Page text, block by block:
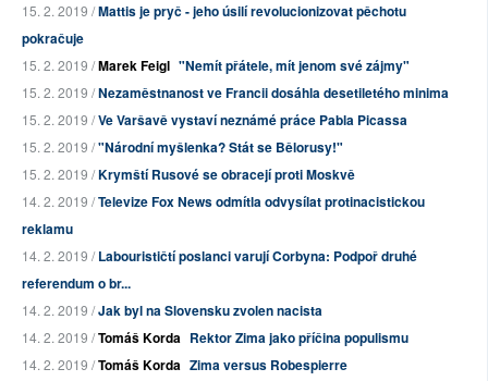
15. 2. 2019 /Mattis je pryč - jeho úsilí revolucionizovat pěchotu
pokračuje
15. 2. 2019 /Marek Feigl "Nemít přátele, mít jenom své zájmy"
15. 2. 2019 /Nezaměstnanost ve Francii dosáhla desetiletého minima
15. 2. 2019 /Ve Varšavě vystaví neznámé práce Pabla Picassa
15. 2. 2019 /"Národní myšlenka? Stát se Bělorusy!"
15. 2. 2019 /Krymští Rusové se obracejí proti Moskvě
14. 2. 2019 /Televize Fox News odmítla odvysílat protinacistickou
reklamu
14. 2. 2019 /Labourističtí poslanci varují Corbyna: Podpoř druhé
referendum o br...
14. 2. 2019 /Jak byl na Slovensku zvolen nacista
14. 2. 2019 /Tomáš Korda Rektor Zima jako příčina populismu
14. 2. 2019 /Tomáš Korda Zima versus Robespierre